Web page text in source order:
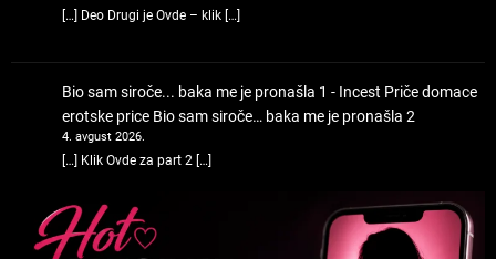
[…] Deo Drugi je Ovde – klik […]
Bio sam siroče... baka me je pronašla 1 - Incest Priče domace
erotske price Bio sam siroče… baka me je pronašla 2
4. avgust 2026.
[…] Klik Ovde za part 2 […]